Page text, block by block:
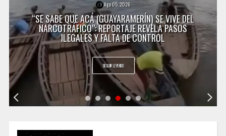
Ago 05, 2026
“SE SABE QUE ACÁ (GUAYARAMERÍN) SE VIVE DEL
NARCOTRÁFICO”: REPORTAJE REVELA PASOS
ILEGALES Y FALTA DE CONTROL
SEGUIR LEYENDO